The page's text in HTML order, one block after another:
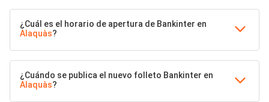
¿Cuál es el horario de apertura de Bankinter en
Alaquàs?
¿Cuándo se publica el nuevo folleto Bankinter en
Alaquàs?